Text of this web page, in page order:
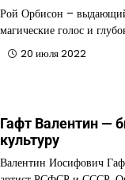
Рой Орбисон –
магические голос и
20 июля 2022
Гафт Валентин —
культуру
Валентин Иосифович